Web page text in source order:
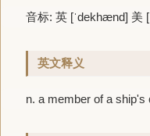
音标: 英 [ˈdekhænd] 美
英文释义
n. a member of a